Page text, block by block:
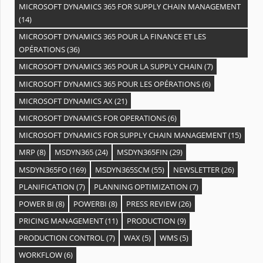
MICROSOFT DYNAMICS 365 FOR SUPPLY CHAIN MANAGEMENT
(14)
MICROSOFT DYNAMICS 365 POUR LA FINANCE ET LES
OPÉRATIONS(36)
MICROSOFT DYNAMICS 365 POUR LA SUPPLY CHAIN (7)
MICROSOFT DYNAMICS 365 POUR LES OPÉRATIONS(6)
MICROSOFT DYNAMICS AX(21)
MICROSOFT DYNAMICS FOR OPERATIONS(6)
MICROSOFT DYNAMICS FOR SUPPLY CHAIN MANAGEMENT(15)
MRP (8) MSDYN365(24) MSDYN365FIN (29)
MSDYN365FO(169) MSDYN365SCM (55) NEWSLETTER (26)
PLANIFICATION (7) PLANNING OPTIMIZATION (7)
POWER BI (8) POWERBI (8) PRESS REVIEW(26)
PRICING MANAGEMENT(11) PRODUCTION (9)
PRODUCTION CONTROL(7) WAX(5) WMS(5)
WORKFLOW(6)